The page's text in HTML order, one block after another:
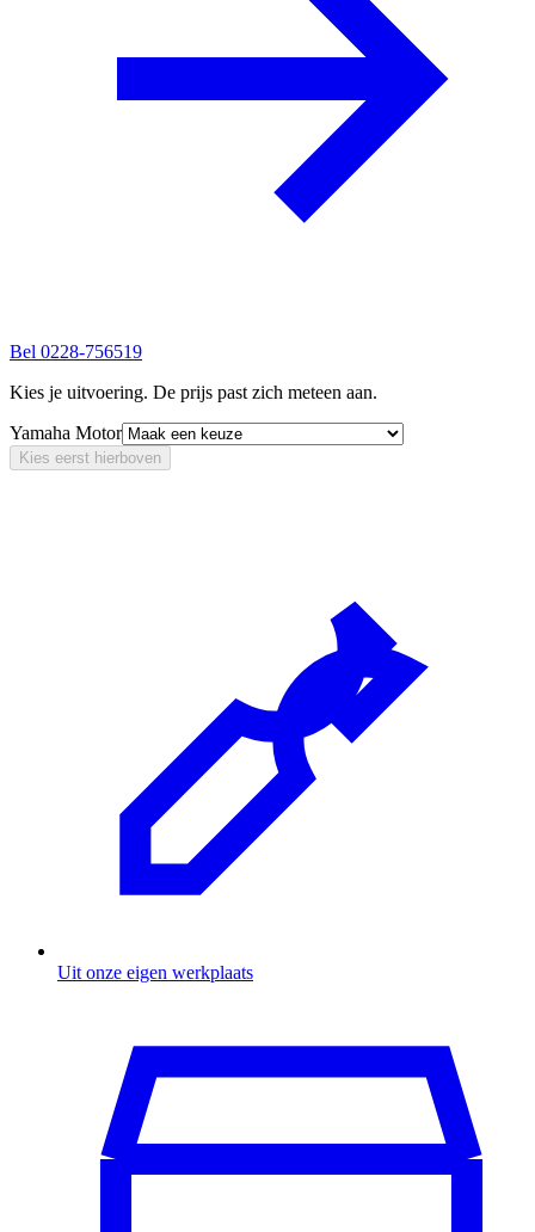
Bel 0228-756519
Kies je uitvoering. De prijs past zich meteen aan.
Yamaha Motor
Kies eerst hierboven
Uit onze eigen werkplaats